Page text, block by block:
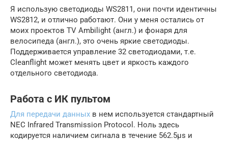
Я использую светодиоды WS2811, они почти идентичны
WS2812, и отлично работают. Они у меня остались от
моих проектов TV Ambilight (англ.) и фонаря для
велосипеда (англ.), это очень яркие светодиоды.
Поддерживается управление 32 светодиодами, т.е.
Cleanflight может менять цвет и яркость каждого
отдельного светодиода.
Работа с ИК пультом
Для передачи данных в нем используется стандартный
NEC Infrared Transmission Protocol. Ноль здесь
кодируется наличием сигнала в течение 562.5µs и